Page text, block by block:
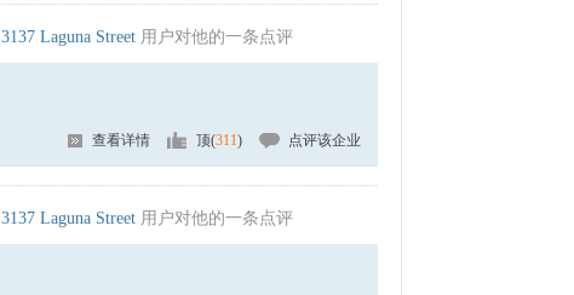
3137 Laguna Street 用户对他的一条点评
查看详情 顶(311) 点评该企业
3137 Laguna Street 用户对他的一条点评